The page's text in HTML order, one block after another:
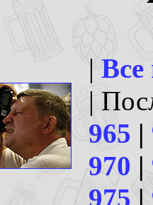
|
|
965 |
970 |
975|